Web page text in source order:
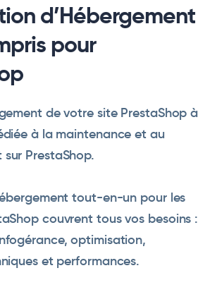
d’Hébergement
pour
de votre site PrestaShop à
à la maintenance et au
PrestaShop.
tout-en-un pour les
couvrent tous vos besoins :
optimisation,
et performances.